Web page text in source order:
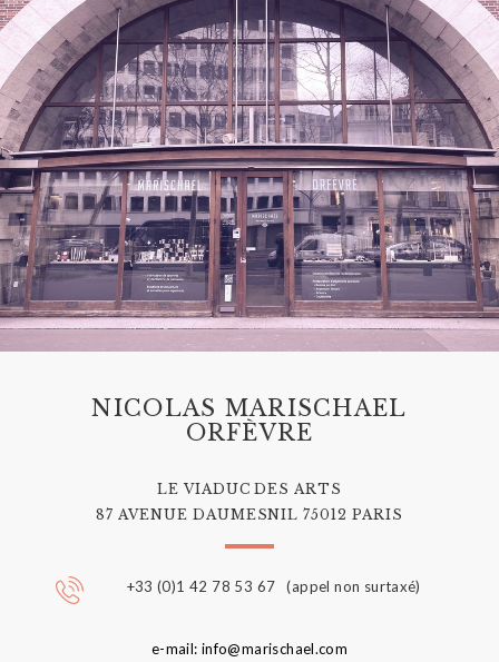
NICOLAS MARISCHAEL
ORFÈVRE
LE VIADUC DES ARTS
87 AVENUE DAUMESNIL 75012 PARIS
+33 (0)1 42 78 53 67 (appel non surtaxé)
e-mail: info@marischael.com